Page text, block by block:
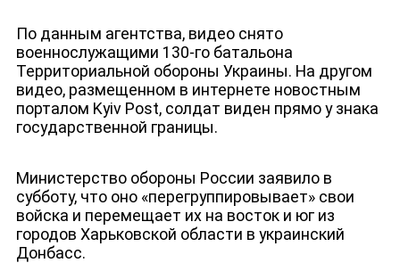
По данным агентства, видео снято
военнослужащими 130-го батальона
Территориальной обороны Украины. На другом
видео, размещенном в интернете новостным
порталом Kyiv Post, солдат виден прямо у знака
государственной границы.
Министерство обороны России заявило в
субботу, что оно «перегруппировывает» свои
войска и перемещает их на восток и юг из
городов Харьковской области в украинский
Донбасс.